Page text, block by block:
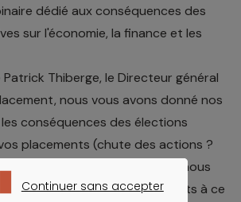
dédié aux conséquences des
sur l'économie, la finance et les
Thiberge, le Directeur général
nous vous avons donné nos
conséquences des élections
placements (chute des actions ?
Quid de l'immobilier ? etc.) et nous
pour adapter vos placements à ce
Continuer sans accepter